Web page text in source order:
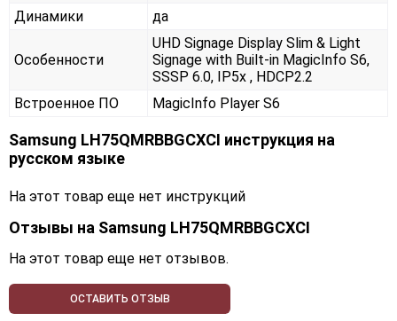
Динамики да
Особенности
UHD Signage Display Slim & Light
Signage with Built-in MagicInfo S6,
SSSP 6.0, IP5x , HDCP2.2
Встроенное ПО
MagicInfo Player S6
Samsung LH75QMRBBGCXCI инструкция на
русском языке
На этот товар еще нет инструкций
Отзывы на Samsung LH75QMRBBGCXCI
На этот товар еще нет отзывов.
ОСТАВИТЬ ОТЗЫВ